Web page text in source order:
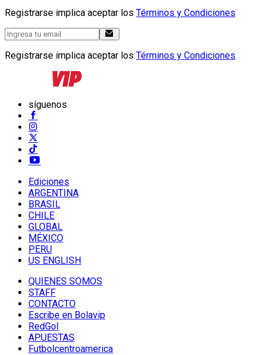
Registrarse implica aceptar los Términos y Condiciones
Registrarse implica aceptar los Términos y Condiciones
síguenos
Ediciones
ARGENTINA
BRASIL
CHILE
GLOBAL
MÉXICO
PERU
US ENGLISH
QUIENES SOMOS
STAFF
CONTACTO
Escribe en Bolavip
RedGol
APUESTAS
Futbolcentroamerica